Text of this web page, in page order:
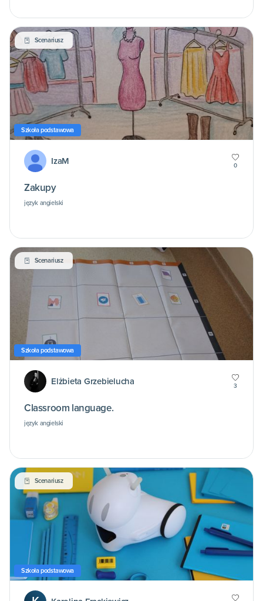
Scenariusz
Szkoła podstawowa
IzaM 0
Zakupy
język angielski
Scenariusz
Szkoła podstawowa
Elżbieta Grzebielucha 3
Classroom language.
język angielski
Scenariusz
Szkoła podstawowa